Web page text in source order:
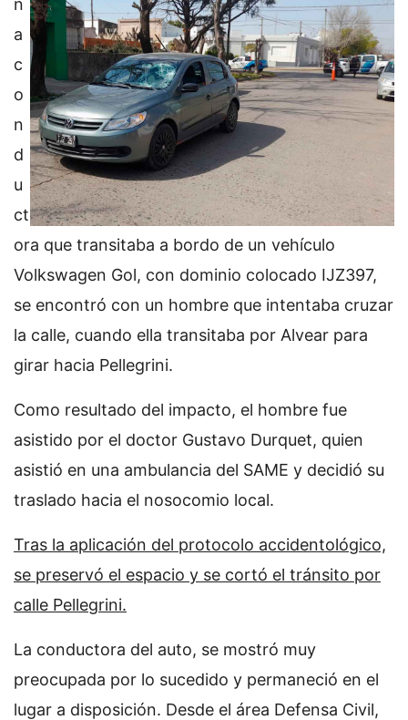
a
c
o
n
d
u
ct
ora que transitaba a bordo de un vehículo
Volkswagen Gol, con dominio colocado IJZ397,
se encontró con un hombre que intentaba cruzar
la calle, cuando ella transitaba por Alvear para
girar hacia Pellegrini.
Como resultado del impacto, el hombre fue
asistido por el doctor Gustavo Durquet, quien
asistió en una ambulancia del SAME y decidió su
traslado hacia el nosocomio local.
Tras la aplicación del protocolo accidentológico,
se preservó el espacio y se cortó el tránsito por
calle Pellegrini.
La conductora del auto, se mostró muy
preocupada por lo sucedido y permaneció en el
lugar a disposición. Desde el área Defensa Civil,